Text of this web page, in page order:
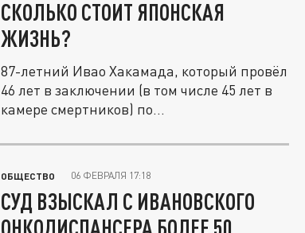
СКОЛЬКО СТОИТ ЯПОНСКАЯ
ЖИЗНЬ?
87-летний Ивао Хакамада, который провёл
46 лет в заключении (в том числе 45 лет в
камере смертников) по...
ОБЩЕСТВО 06 ФЕВРАЛЯ 17:18
СУД ВЗЫСКАЛ С ИВАНОВСКОГО
ОНКОДИСПАНСЕРА БОЛЕЕ 50